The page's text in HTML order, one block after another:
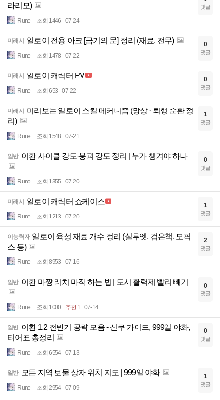
라리모)
Rune 조회 1446 07-24
댓글
미래시 일로이 전용 아크 [금기의 문] 정리 (재료, 전무)
Rune 조회 1478 07-22
0
댓글
미래시 일로이 캐릭터 PV
Rune 조회 653 07-22
0
댓글
미래시
미리보는 일로이 스킬 메커니즘 (망상 · 퇴행 순환 정
리)
Rune 조회 1548 07-21
1
댓글
일반 이환 사이클 강도·붕괴 강도 정리 | 누가 챙겨야 하나
Rune 조회 1355 07-20
0
댓글
미래시 일로이 캐릭터 쇼케이스
Rune 조회 1213 07-20
1
댓글
이능력자 일로이 육성 재료 개수 정리 (실루엣, 검은책, 모픽
스 등)
Rune 조회 8953 07-16
2
댓글
일반 이환 마쨩 리치 마작 하는 법 | 도시 활력제 빨리 빼기
Rune 조회 1000 추천 1 07-14
0
댓글
일반 이환 1.2 전반기 공략 모음 - 신쿠 가이드, 999일 야화,
티어표 총정리
Rune 조회 6554 07-13
0
댓글
일반 모든 지역 보물 상자 위치 지도 | 999일 야화
Rune 조회 2954 07-09
1
댓글